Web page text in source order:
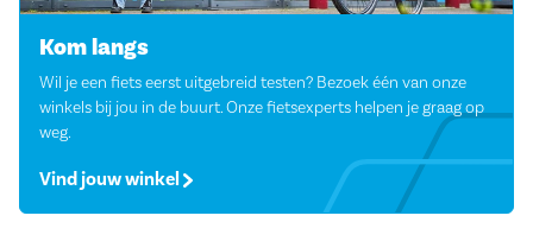
Kom langs
Wil je een fiets eerst uitgebreid testen? Bezoek één van onze
winkels bij jou in de buurt. Onze fietsexperts helpen je graag op
weg.
Vind jouw winkel